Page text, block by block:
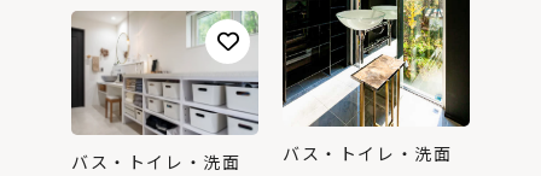
バス・トイレ・洗面
バス・トイレ・洗面